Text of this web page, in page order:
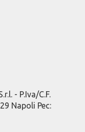
- P.Iva/C.F.
Napoli Pec: